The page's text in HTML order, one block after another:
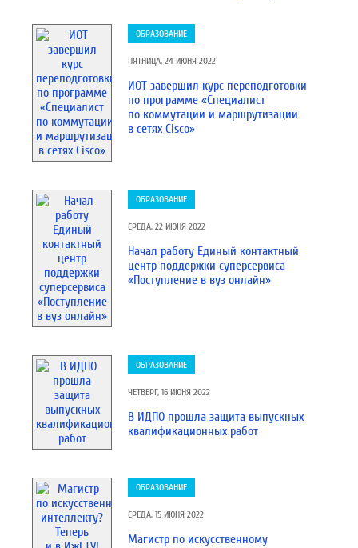
ОБРАЗОВАНИЕ
ПЯТНИЦА, 24 ИЮНЯ 2022
ИОТ завершил курс переподготовки
по программе «Специалист
по коммутации и маршрутизации
в сетях Cisco»
ОБРАЗОВАНИЕ
СРЕДА, 22 ИЮНЯ 2022
​​Начал работу Единый контактный
центр поддержки суперсервиса
«Поступление в вуз онлайн»
ОБРАЗОВАНИЕ
ЧЕТВЕРГ, 16 ИЮНЯ 2022
В ИДПО прошла защита выпускных
квалификационных работ
ОБРАЗОВАНИЕ
СРЕДА, 15 ИЮНЯ 2022
Магистр по искусственному